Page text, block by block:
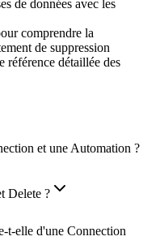
de données avec les
comprendre la
de suppression
référence détaillée des
et une Automation ?
Delete ?
t-elle d'une Connection